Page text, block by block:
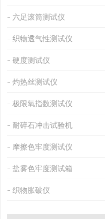
六足滚筒测试仪
织物透气性测试仪
硬度测试仪
灼热丝测试仪
极限氧指数测试仪
耐碎石冲击试验机
摩擦色牢度测试仪
盐雾色牢度测试箱
织物胀破仪